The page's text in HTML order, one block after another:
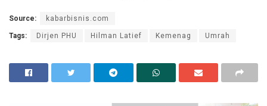
Source: kabarbisnis.com
Tags: Dirjen PHU Hilman Latief Kemenag Umrah